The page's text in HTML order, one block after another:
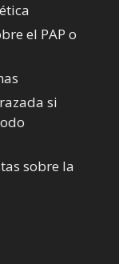
el PAP o
si
sobre la